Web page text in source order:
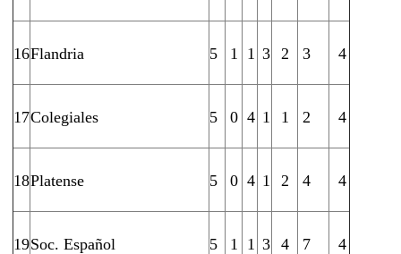
16Flandria 5 1 1 3 2 3 4
17Colegiales 5 0 4 1 1 2 4
18Platense 5 0 4 1 2 4 4
19Soc. Español 5 1 1 3 4 7 4